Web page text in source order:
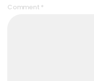
Comment *